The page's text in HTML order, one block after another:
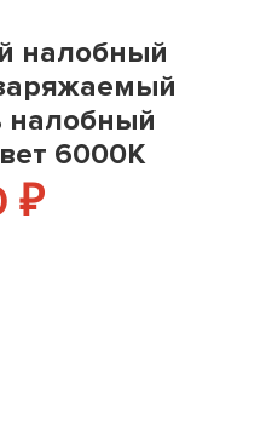
налобный
6000K
₽